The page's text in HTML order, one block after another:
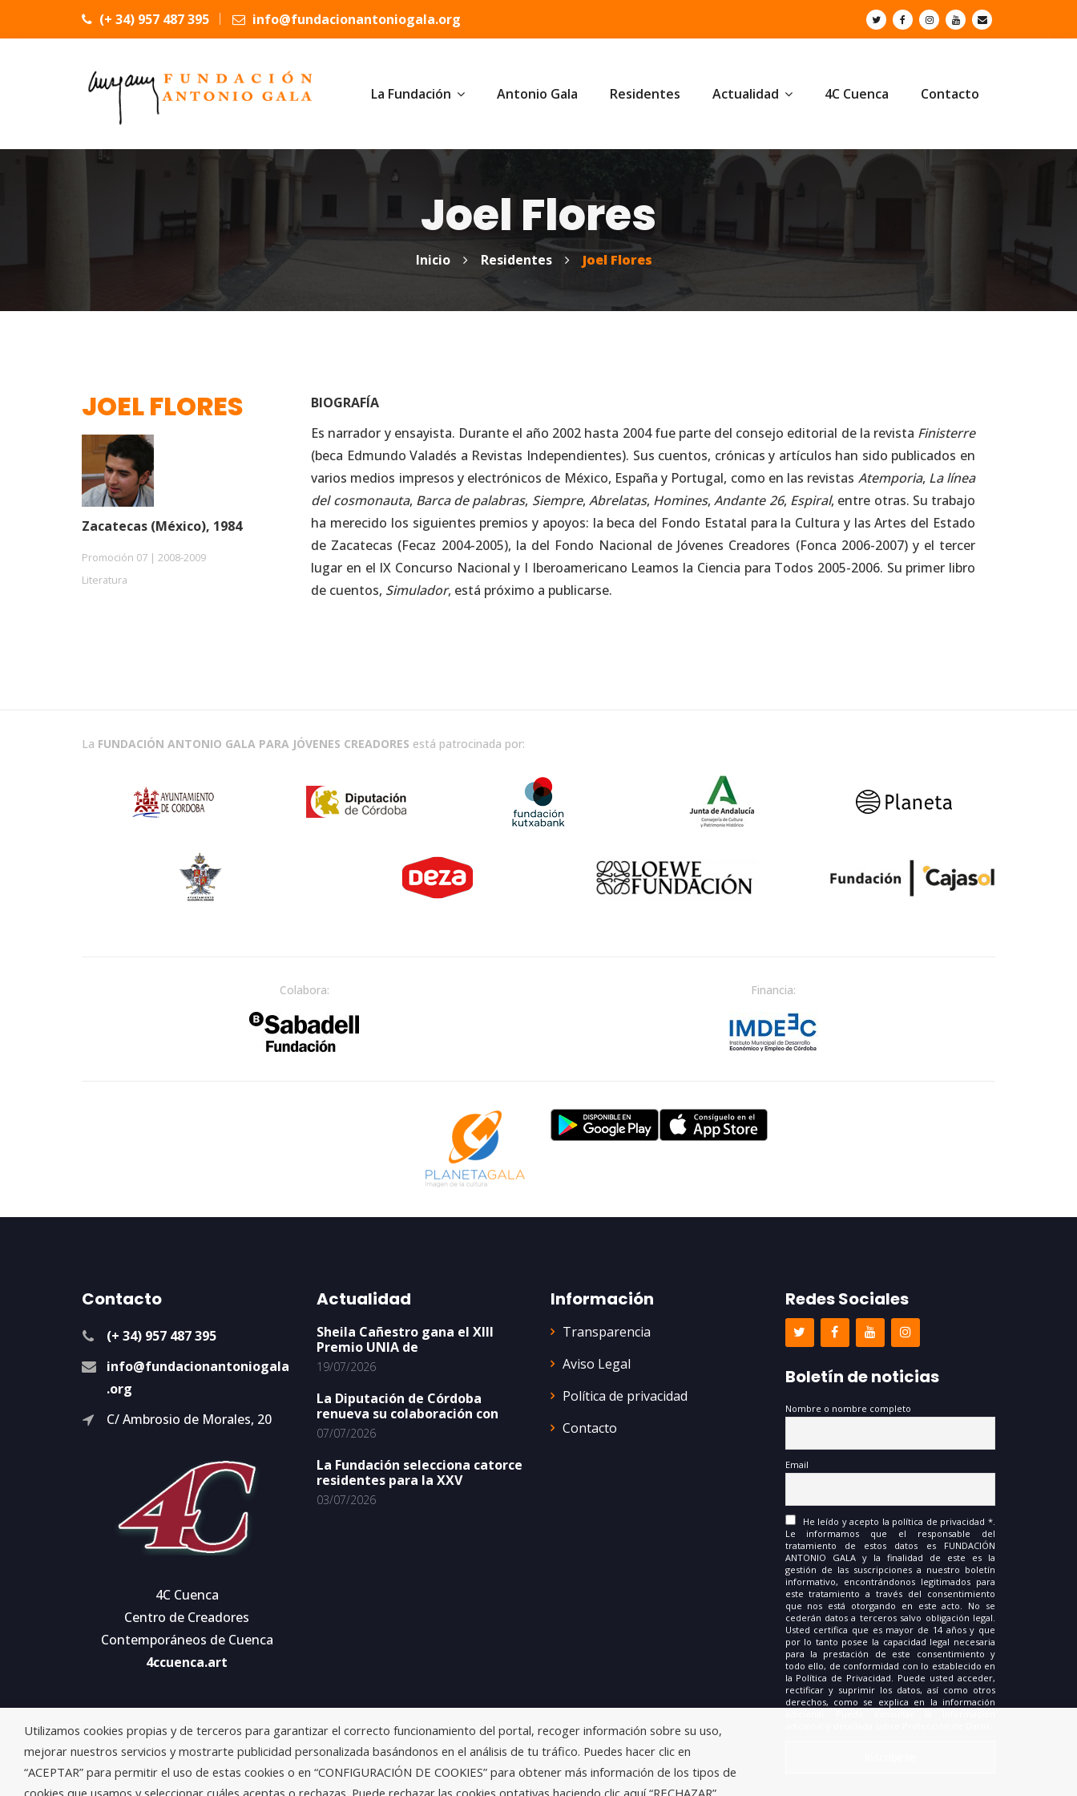
(+ 34) 957 487 395 info@fundacionantoniogala.org
La Fundación Antonio Gala Residentes Actualidad 4C Cuenca Contacto
Joel Flores
Inicio Residentes Joel Flores
JOEL FLORES
Zacatecas (México), 1984
Promoción 07 | 2008-2009
Literatura
BIOGRAFÍA
Es narrador y ensayista. Durante el año 2002 hasta 2004 fue parte del consejo editorial de la revista Finisterre
(beca Edmundo Valadés a Revistas Independientes). Sus cuentos, crónicas y artículos han sido publicados en
varios medios impresos y electrónicos de México, España y Portugal, como en las revistas Atemporia, La línea
del cosmonauta, Barca de palabras, Siempre, Abrelatas, Homines,Andante 26, Espiral, entre otras. Su trabajo
ha merecido los siguientes premios y apoyos: la beca del Fondo Estatal para la Cultura y las Artes del Estado
de Zacatecas (Fecaz 2004-2005), la del Fondo Nacional de Jóvenes Creadores (Fonca 2006-2007) y el tercer
lugar en el IX Concurso Nacional y I Iberoamericano Leamos la Ciencia para Todos 2005-2006. Su primer libro
de cuentos, Simulador, está próximo a publicarse.
La FUNDACIÓN ANTONIO GALA PARA JÓVENES CREADORES está patrocinada por:
Colabora: Financia:
Contacto
(+ 34) 957 487 395
info@fundacionantoniogala
.org
C/ Ambrosio de Morales, 20
4C Cuenca
Centro de Creadores
Contemporáneos de Cuenca
4ccuenca.art
Actualidad
Sheila Cañestro gana el XIII
Premio UNIA de
19/07/2026
La Diputación de Córdoba
renueva su colaboración con
07/07/2026
La Fundación selecciona catorce
residentes para la XXV
03/07/2026
Información
Transparencia
Aviso Legal
Política de privacidad
Contacto
Redes Sociales
Boletín de noticias
Nombre o nombre completo
Email
He leído y acepto la política de privacidad *.
Le informamos que el responsable del
tratamiento de estos datos es FUNDACIÓN
ANTONIO GALA y la finalidad de este es la
gestión de las suscripciones a nuestro boletín
informativo, encontrándonos legitimados para
este tratamiento a través del consentimiento
que nos está otorgando en este acto. No se
cederán datos a terceros salvo obligación legal.
Usted certifica que es mayor de 14 años y que
por lo tanto posee la capacidad legal necesaria
para la prestación de este consentimiento y
todo ello, de conformidad con lo establecido en
la Política de Privacidad. Puede usted acceder,
rectificar y suprimir los datos, así como otros
derechos, como se explica en la información
Utilizamos cookies propias y de terceros para garantizar el correcto funcionamiento del portal, recoger información sobre su uso,
mejorar nuestros servicios y mostrarte publicidad personalizada basándonos en el análisis de tu tráfico. Puedes hacer clic en
“ACEPTAR” para permitir el uso de estas cookies o en “CONFIGURACIÓN DE COOKIES” para obtener más información de los tipos de
cookies que usamos y seleccionar cuáles aceptas o rechazas. Puede rechazar las cookies optativas haciendo clic aquí “RECHAZAR”.